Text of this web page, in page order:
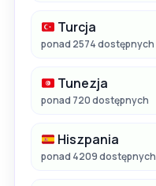
Turcja
ponad 2574 dostępnych
Tunezja
ponad 720 dostępnych
Hiszpania
ponad 4209 dostępnych